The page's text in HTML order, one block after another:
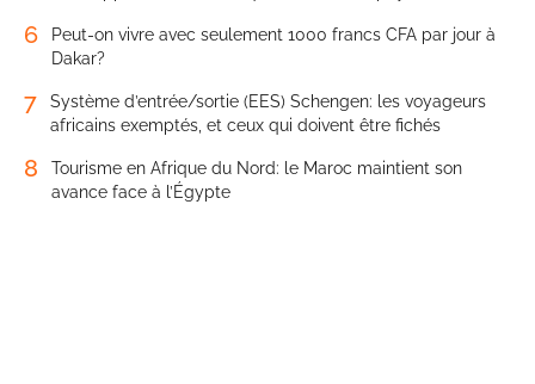
6
Peut-on vivre avec seulement 1000 francs CFA par jour à
Dakar?
7
Système d’entrée/sortie (EES) Schengen: les voyageurs
africains exemptés, et ceux qui doivent être fichés
8
Tourisme en Afrique du Nord: le Maroc maintient son
avance face à l’Égypte